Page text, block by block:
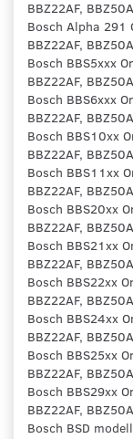
BBZ22AF,
Bosch Alpha 291
BBZ22AF,
Bosch BBS5xxx
BBZ22AF,
Bosch BBS6xxx
BBZ22AF,
Bosch BBS10xx
BBZ22AF,
Bosch BBS11xx
BBZ22AF,
Bosch BBS20xx
BBZ22AF,
Bosch BBS21xx
BBZ22AF,
Bosch BBS22xx
BBZ22AF,
Bosch BBS24xx
BBZ22AF,
Bosch BBS25xx
BBZ22AF,
Bosch BBS29xx
BBZ22AF,
Bosch BSD